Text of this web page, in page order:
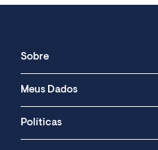
Sobre
Meus Dados
Políticas